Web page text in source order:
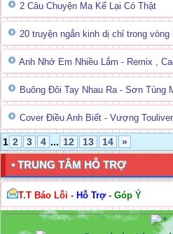
2 Câu Chuyện Ma Kể Lại Có Thật
20 truyện ngắn kinh dị chỉ trong vòng
Anh Nhớ Em Nhiều Lắm - Remix ,
Buông Đôi Tay Nhau Ra - Sơn Tùng
Cover Điều Anh Biết - Vượng Touliver
1 2 3 4 ... 12 13 14 »
• TRUNG TÂM HỖ TRỢ
T.T Báo Lỗi - Hỗ Trợ- Góp Ý